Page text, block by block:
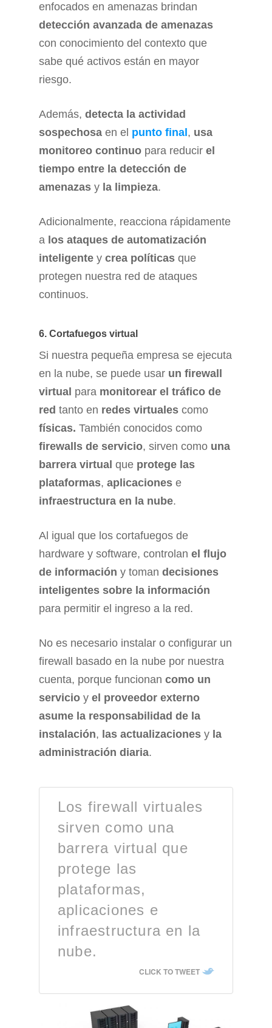
enfocados en amenazas brindan
detección avanzada de amenazas
con conocimiento del contexto que
sabe qué activos están en mayor
riesgo.
Además, detecta la actividad
sospechosa en el punto final , usa
monitoreo continuo para reducir el
tiempo entre la detección de
amenazas y la limpieza.
Adicionalmente, reacciona rápidamente
a los ataques de automatización
inteligente y crea políticas que
protegen nuestra red de ataques
continuos.
6. Cortafuegos virtual
Si nuestra pequeña empresa se ejecuta
en la nube, se puede usar un firewall
virtual para monitorear el tráfico de
red tanto en redes virtuales como
físicas. También conocidos como
firewalls de servicio, sirven como una
barrera virtual que protege las
plataformas, aplicaciones e
infraestructura en la nube.
Al igual que los cortafuegos de
hardware y software, controlan el flujo
de información y toman decisiones
inteligentes sobre la información
para permitir el ingreso a la red.
No es necesario instalar o configurar un
firewall basado en la nube por nuestra
cuenta, porque funcionan como un
servicio y el proveedor externo
asume la responsabilidad de la
instalación, las actualizaciones y la
administración diaria.
Los firewall virtuales
sirven como una
barrera virtual que
protege las
plataformas,
aplicaciones e
infraestructura en la
nube.
CLICK TO TWEET